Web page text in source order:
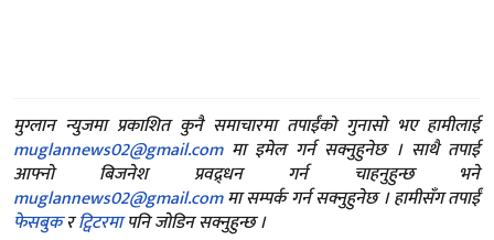
मुग्लान न्युजमा प्रकाशित कुनै समाचारमा तपाईंको गुनासो भए हामीलाई
muglannews02@gmail.comमा इमेल गर्न सक्नुहुनेछ । साथै तपाई
आफ्नो बिजनेश प्रवद्र्धन गर्न चाहनुहुन्छ भने
muglannews02@gmail.comमा सम्पर्क गर्न सक्नुहुनेछ । हामीसँग तपाईं
फेसबुकरट्विटरमापनि जोडिन सक्नुहुन्छ ।